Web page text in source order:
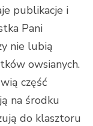
publikacje i
Pani
nie lubią
owsianych.
część
na środku
do klasztoru